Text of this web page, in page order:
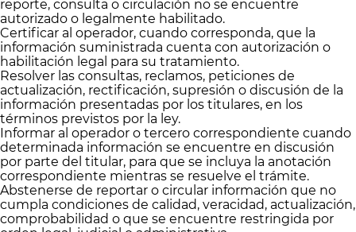
reporte, consulta o circulación no se encuentre
autorizado o legalmente habilitado.
Certificar al operador, cuando corresponda, que la
información suministrada cuenta con autorización o
habilitación legal para su tratamiento.
Resolver las consultas, reclamos, peticiones de
actualización, rectificación, supresión o discusión de la
información presentadas por los titulares, en los
términos previstos por la ley.
Informar al operador o tercero correspondiente cuando
determinada información se encuentre en discusión
por parte del titular, para que se incluya la anotación
correspondiente mientras se resuelve el trámite.
Abstenerse de reportar o circular información que no
cumpla condiciones de calidad, veracidad, actualización,
comprobabilidad o que se encuentre restringida por